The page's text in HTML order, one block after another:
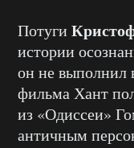
Потуги
истории
он не выполнил
фильма Хант
из «Одиссеи»
античным